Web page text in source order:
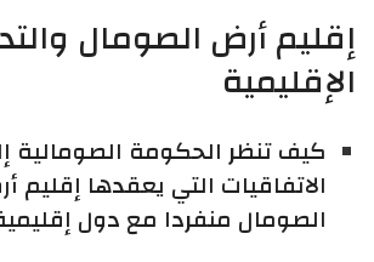
إقليم أرض الصومال
الإقليمية
كيف تنظر الحكومة الصومالية
الاتفاقيات التي يعقدها إقليم
الصومال منفردا مع دول